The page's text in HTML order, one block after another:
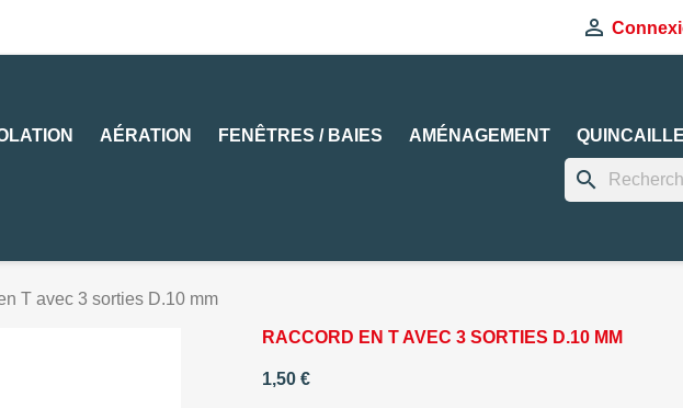

AÉRATION FENÊTRES / BAIES AMÉNAGEMENT
search
T avec 3 sorties D.10 mm
RACCORD EN T AVEC 3 SORTIES D.10 MM
1,50 €